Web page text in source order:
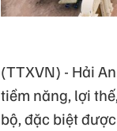
(TTXVN) - Hải
tiềm năng, lợi
bộ, đặc biệt